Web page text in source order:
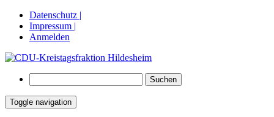
Datenschutz |
Impressum |
Anmelden
nach:
Toggle navigation